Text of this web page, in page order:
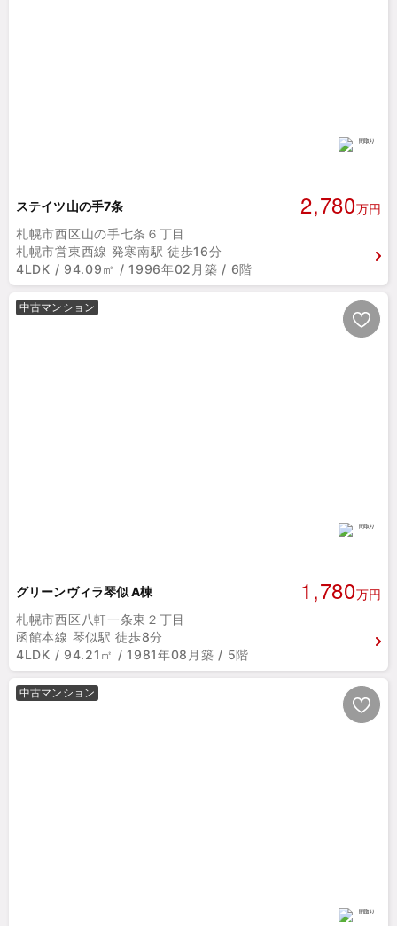
ステイツ山の手7条 2,780万円
札幌市西区山の手七条６丁目
札幌市営東西線 発寒南駅 徒歩16分
4LDK / 94.09㎡ / 1996年02月築 / 6階
中古マンション
グリーンヴィラ琴似 A棟 1,780万円
札幌市西区八軒一条東２丁目
函館本線 琴似駅 徒歩8分
4LDK / 94.21㎡ / 1981年08月築 / 5階
中古マンション